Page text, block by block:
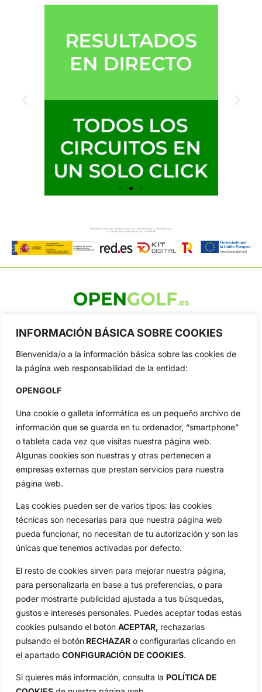
INFORMACIÓN BÁSICA SOBRE COOKIES
Bienvenida/o a la información básica sobre las cookies de
la página web responsabilidad de la entidad:
OPENGOLF
Una cookie o galleta informática es un pequeño archivo de
información que se guarda en tu ordenador, “smartphone”
o tableta cada vez que visitas nuestra página web.
Algunas cookies son nuestras y otras pertenecen a
empresas externas que prestan servicios para nuestra
página web.
Las cookies pueden ser de varios tipos: las cookies
técnicas son necesarias para que nuestra página web
pueda funcionar, no necesitan de tu autorización y son las
únicas que tenemos activadas por defecto.
El resto de cookies sirven para mejorar nuestra página,
para personalizarla en base a tus preferencias, o para
poder mostrarte publicidad ajustada a tus búsquedas,
gustos e intereses personales. Puedes aceptar todas estas
cookies pulsando el botón ACEPTAR, rechazarlas
pulsando el botón RECHAZAR o configurarlas clicando en
el apartado CONFIGURACIÓN DE COOKIES.
Si quieres más información, consulta la POLÍTICA DE
profesional y amateur, resultados en directo, vídeos, noticias,
Tour...
Categorias
Inicio
Amateurs
Circuitos
Especiales
Reglas
Vídeos
De Interés
Compañía
Aviso Legal
Política de Privacidad
Política de Cookies
Publicidad
Newsletters
Copyright © 2025 OpenGolf | Diseño por TecnoQuatre